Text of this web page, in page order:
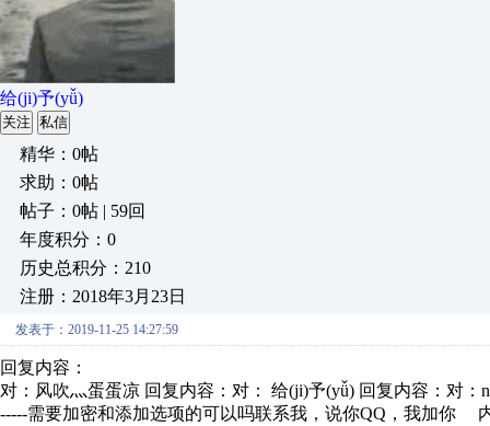
给(ji)予(yǚ)
关注 私信
精华：0帖
求助：0帖
帖子：0帖 | 59回
年度积分：0
历史总积分：210
注册：2018年3月23日
发表于：2019-11-25 14:27:59
回复内容：
对：风吹灬蛋蛋凉 回复内容：对： 给(ji)予(yǚ) 回复内容：对
-----需要加密和添加选项的可以吗联系我，说你QQ，我加你